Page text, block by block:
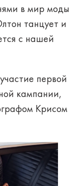
в мир моды
танцует и
с нашей
первой
кампании,
Крисом